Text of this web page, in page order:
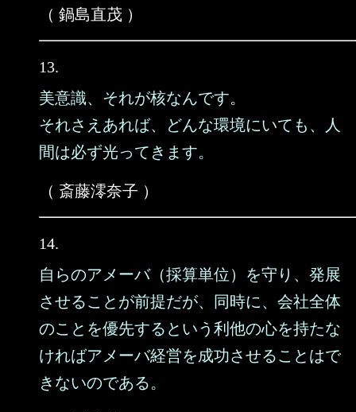
（ 鍋島直茂 ）
13.
美意識、それが核なんです。
それさえあれば、どんな環境にいても、人
間は必ず光ってきます。
（ 斎藤澪奈子 ）
14.
自らのアメーバ（採算単位）を守り、発展
させることが前提だが、同時に、会社全体
のことを優先するという利他の心を持たな
ければアメーバ経営を成功させることはで
きないのである。